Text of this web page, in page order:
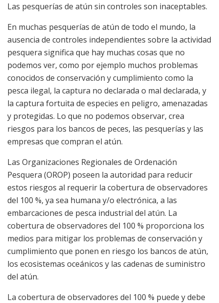
Las pesquerías de atún sin controles son inaceptables.
En muchas pesquerías de atún de todo el mundo, la
ausencia de controles independientes sobre la actividad
pesquera significa que hay muchas cosas que no
podemos ver, como por ejemplo muchos problemas
conocidos de conservación y cumplimiento como la
pesca ilegal, la captura no declarada o mal declarada, y
la captura fortuita de especies en peligro, amenazadas
y protegidas. Lo que no podemos observar, crea
riesgos para los bancos de peces, las pesquerías y las
empresas que compran el atún.
Las Organizaciones Regionales de Ordenación
Pesquera (OROP) poseen la autoridad para reducir
estos riesgos al requerir la cobertura de observadores
del 100 %, ya sea humana y/o electrónica, a las
embarcaciones de pesca industrial del atún. La
cobertura de observadores del 100 % proporciona los
medios para mitigar los problemas de conservación y
cumplimiento que ponen en riesgo los bancos de atún,
los ecosistemas oceánicos y las cadenas de suministro
del atún.
La cobertura de observadores del 100 % puede y debe